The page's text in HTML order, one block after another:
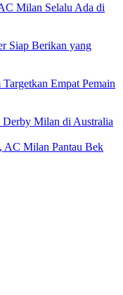
Milan Selalu Ada di
Siap Berikan yang
Empat Pemain
Milan di Australia
AC Milan Pantau Bek